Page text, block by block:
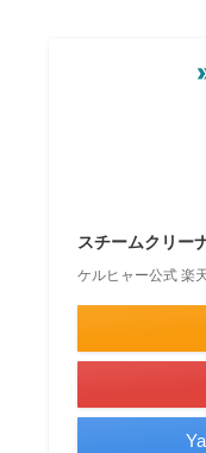
スチームクリー
ケルヒャー公式 楽